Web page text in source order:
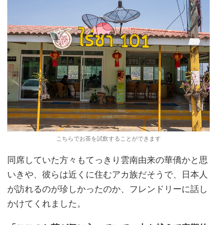
こちらでお茶を試飲することができます
同席していた方々もてっきり雲南由来の華僑かと思
いきや、彼らは近くに住むアカ族だそうで、日本人
が訪れるのが珍しかったのか、フレンドリーに話し
かけてくれました。